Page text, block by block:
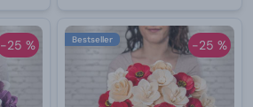
-25 % -25 %
Bestseller